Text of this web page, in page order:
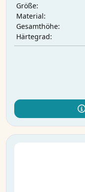
Größe:
Material:
Gesamthöhe:
Härtegrad: